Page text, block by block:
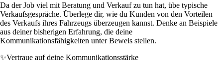
Da der Job viel mit Beratung und Verkauf zu tun hat, übe typische
Verkaufsgespräche. Überlege dir, wie du Kunden von den Vorteilen
des Verkaufs ihres Fahrzeugs überzeugen kannst. Denke an Beispiele
aus deiner bisherigen Erfahrung, die deine
Kommunikationsfähigkeiten unter Beweis stellen.
✨Vertraue auf deine Kommunikationsstärke